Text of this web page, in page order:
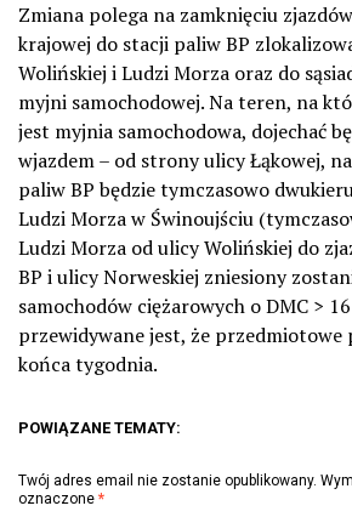
Zmiana polega na zamknięciu
krajowej do stacji paliw BP
Wolińskiej i Ludzi Morza oraz do
myjni samochodowej. Na teren, na
jest myjnia samochodowa, dojechać
wjazdem – od strony ulicy Łąkowej,
paliw BP będzie tymczasowo
Ludzi Morza w Świnoujściu
Ludzi Morza od ulicy Wolińskiej do
BP i ulicy Norweskiej zniesiony
samochodów ciężarowych o DMC >
przewidywane jest, że przedmiotowe
końca tygodnia.
POWIĄZANE TEMATY:
Twój adres email nie zostanie opublikowany.
oznaczone *